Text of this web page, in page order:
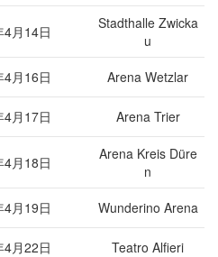
月14日
Stadthalle Zwicka
u
月16日 Arena Wetzlar
月17日 Arena Trier
月18日
Arena Kreis Düre
n
月19日 Wunderino Arena
月22日 Teatro Alfieri